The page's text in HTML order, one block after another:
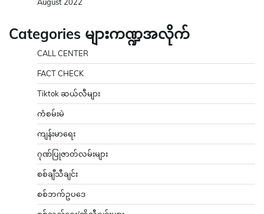
Categories များကဏ္ဍအလိုက်
CALL CENTER
FACT CHECK
Tiktok ဆယ်လီများ
ကံစမ်းမဲ
ကျန်းမာရေး
ဂုဏ်ပြုဇာတ်လမ်းများ
စစ်ချီသီချင်း
စစ်ဘက်ဥပဒေ